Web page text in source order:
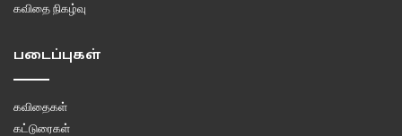
கவிதை நிகழ்வு
படைப்புகள்
கவிதைகள்
கட்டுரைகள்